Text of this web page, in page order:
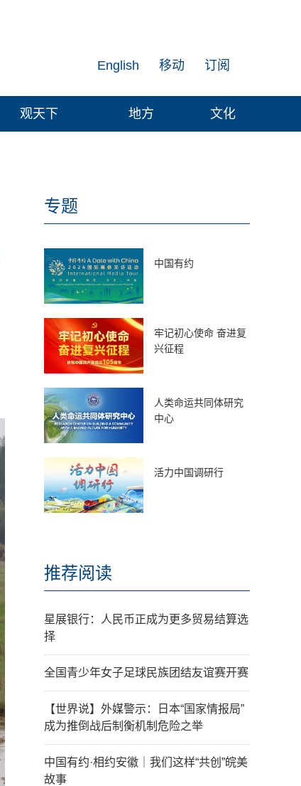
订阅
移动
English
观天下 地方 文化
专题
中国有约
牢记初心使命 奋进复
兴征程
人类命运共同体研究
中心
活力中国调研行
推荐阅读
星展银行：人民币正成为更多贸易结算选
择
全国青少年女子足球民族团结友谊赛开赛
【世界说】外媒警示：日本“国家情报局”
成为推倒战后制衡机制危险之举
中国有约·相约安徽｜我们这样“共创”皖美
故事